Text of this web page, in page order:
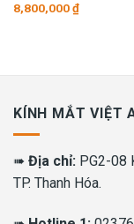
8,800,000₫
KÍNH MẮT VIỆT
➠ Địa chỉ: PG2-08
TP. Thanh Hóa.